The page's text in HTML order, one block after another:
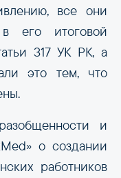
все они
в его итоговой
317 УК РК, а
это тем, что
и
о создании
работников